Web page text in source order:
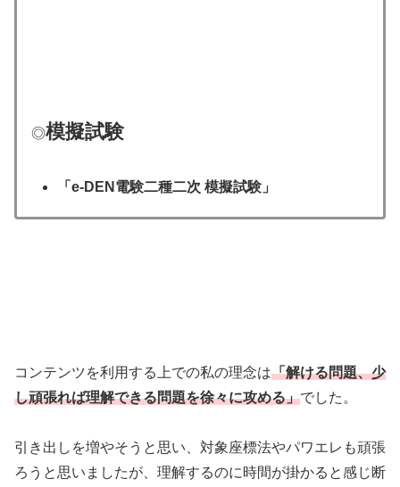
◎模擬試験
「e-DEN電験二種二次 模擬試験」
コンテンツを利用する上での私の理念は「解ける問題、少
し頑張れば理解できる問題を徐々に攻める」でした。
引き出しを増やそうと思い、対象座標法やパワエレも頑張
ろうと思いましたが、理解するのに時間が掛かると感じ断